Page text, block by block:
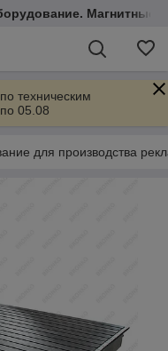
Магнитные
техническим
05.08
для производства